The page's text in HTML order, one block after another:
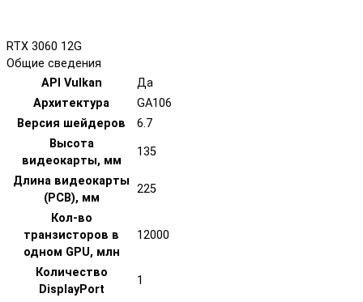
RTX 3060 12G
Общие сведения
API Vulkan
Да
Архитектура
GA106
Версия шейдеров
6.7
Высота
видеокарты, мм
135
Длина видеокарты
(PCB), мм
225
Кол-во
транзисторов в
одном GPU, млн
12000
Количество
DisplayPort
1